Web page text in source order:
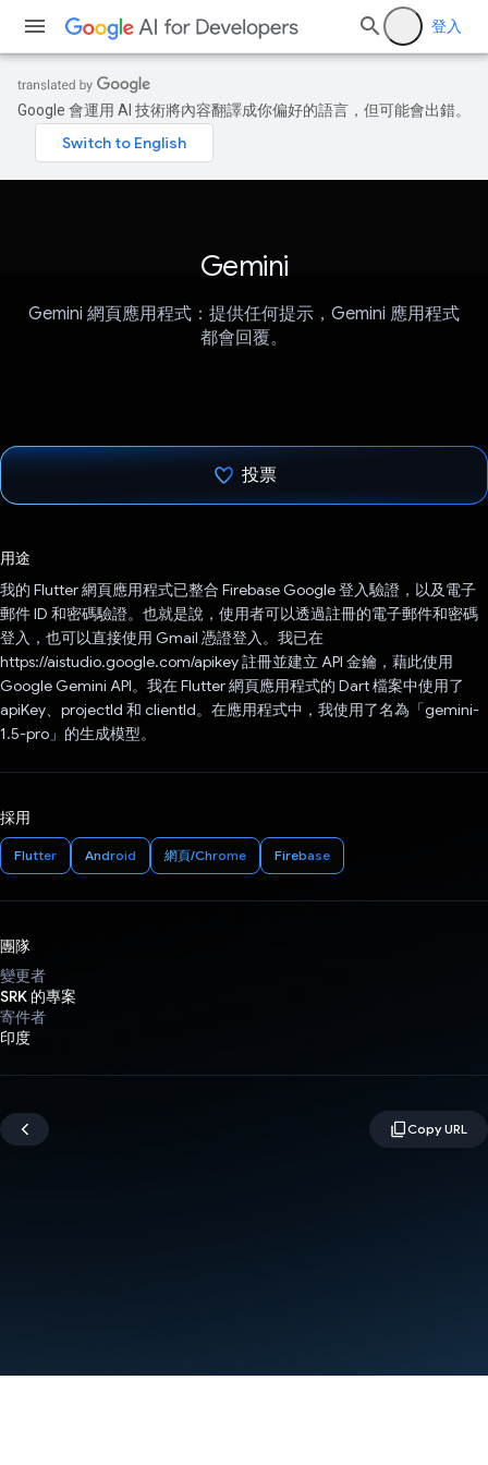
登入
Google 會運用 AI 技術將內容翻譯成你偏好的語言，但可能會出錯。
Gemini
Gemini 網頁應用程式：提供任何提示，Gemini 應用程式
都會回覆。
投票
用途
我的 Flutter 網頁應用程式已整合 Firebase Google 登入驗證，以及電子
郵件 ID 和密碼驗證。也就是說，使用者可以透過註冊的電子郵件和密碼
登入，也可以直接使用 Gmail 憑證登入。我已在
https://aistudio.google.com/apikey 註冊並建立 API 金鑰，藉此使用
Google Gemini API。我在 Flutter 網頁應用程式的 Dart 檔案中使用了
apiKey、projectId 和 clientId。在應用程式中，我使用了名為「gemini-
1.5-pro」的生成模型。
採用
Flutter Android 網頁/Chrome Firebase
團隊
變更者
SRK 的專案
寄件者
印度